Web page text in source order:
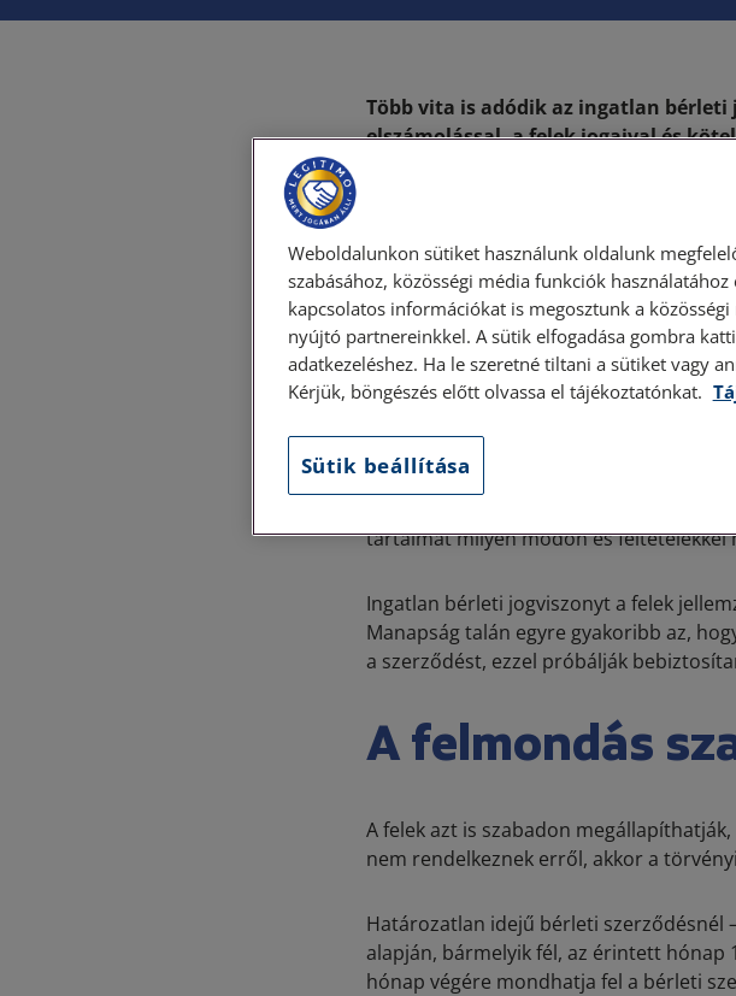
Több vita is adódik az ingatlan bérleti
elszámolással, a felek jogaival és
Milyen
bérleti
Az ingatlan bérbeadás főbb szabályait
Törvénykönyv, valamint a lakás és
tartalmát milyen módon és
Ingatlan bérleti jogviszonyt a felek
Manapság talán egyre gyakoribb az,
a szerződést, ezzel próbálják
A felmondás
A felek azt is szabadon
nem rendelkeznek erről, akkor a
Határozatlan idejű bérleti szerződésnél
alapján, bármelyik fél, az érintett hónap
hónap végére mondhatja fel a bérleti
Weboldalunkon sütiket használunk oldalunk
szabásához, közösségi média funkciók
kapcsolatos információkat is megosztunk a
nyújtó partnereinkkel. A sütik elfogadása gombra
adatkezeléshez. Ha le szeretné tiltani a sütiket vagy
Kérjük, böngészés előtt olvassa el tájékoztatónkat.
Sütik beállítása